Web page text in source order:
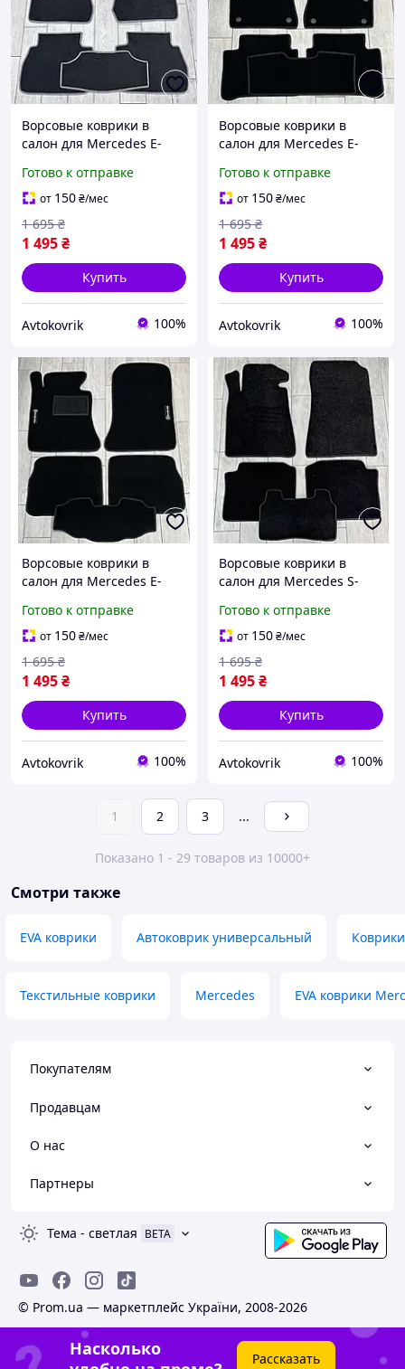
Ворсовые коврики в
салон для Mercedes E-
Мерседес w210 коврики
ворсовые
Готово к отправке
от 150₴/мес
1 495₴
1 695 ₴
Купить
Avtokovrik 100%
Ворсовые коврики в
салон для Mercedes E-
Мерседес W211 ворсовые
автоковрики
Готово к отправке
от 150₴/мес
1 495₴
1 695 ₴
Купить
Avtokovrik 100%
Ворсовые коврики в
салон для Mercedes E-
Мерседес W124 коврики
Готово к отправке
от 150₴/мес
1 495₴
1 695 ₴
Купить
Avtokovrik 100%
Ворсовые коврики в
салон для Mercedes S-
Мерседес W140 коврики
ворсовые
Готово к отправке
от 150₴/мес
1 495₴
1 695 ₴
Купить
Avtokovrik 100%
1 2 3 ...
Показано 1 - 29 товаров из 10000+
Смотри также
EVA коврики Автоковрик универсальный
Текстильные коврики Mercedes EVA коврики
Покупателям
Продавцам
О нас
Партнеры
Тема - светлая BETA
© Prom.ua — маркетплейс України, 2008-2026
Насколько
Рассказать